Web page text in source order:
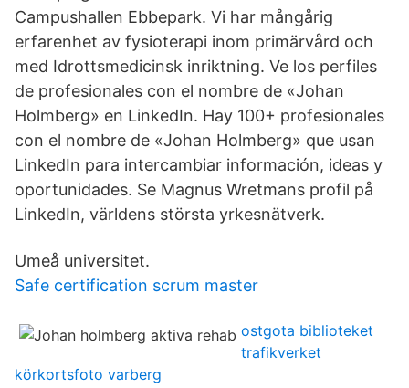
Campushallen Ebbepark. Vi har mångårig
erfarenhet av fysioterapi inom primärvård och
med Idrottsmedicinsk inriktning. Ve los perfiles
de profesionales con el nombre de «Johan
Holmberg» en LinkedIn. Hay 100+ profesionales
con el nombre de «Johan Holmberg» que usan
LinkedIn para intercambiar información, ideas y
oportunidades. Se Magnus Wretmans profil på
LinkedIn, världens största yrkesnätverk.
Umeå universitet.
Safe certification scrum master
ostgota biblioteket
trafikverket
körkortsfoto varberg